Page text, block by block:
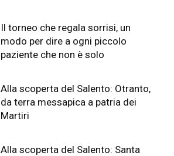
Il torneo che regala sorrisi, un
modo per dire a ogni piccolo
paziente che non è solo
Alla scoperta del Salento: Otranto,
da terra messapica a patria dei
Martiri
Alla scoperta del Salento: Santa